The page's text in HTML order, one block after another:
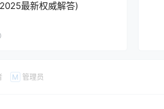
最新权威解答)
M 管理员